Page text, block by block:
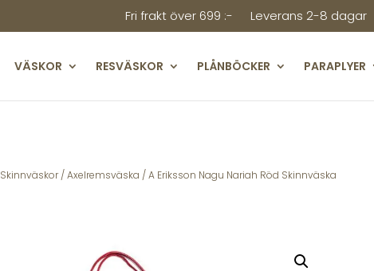
Fri frakt över 699 :- Leverans 2-8 dagar
VÄSKOR RESVÄSKOR PLÅNBÖCKER PARAPLYER
Skinnväskor/Axelremsväska / A Eriksson Nagu Nariah Röd Skinnväska